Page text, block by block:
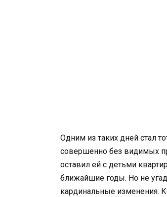
Одним из таких дней стал
совершенно без видимых
оставил ей с детьми
ближайшие годы. Но не
кардинальные изменения.